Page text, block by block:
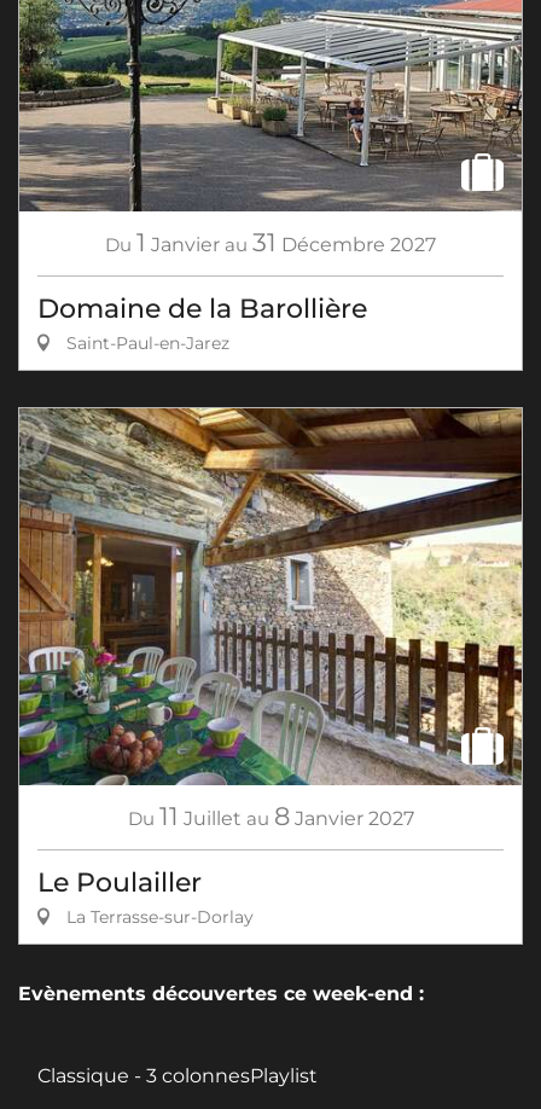
Du 1 Janvier au 31 Décembre 2027
Domaine de la Barollière
Saint-Paul-en-Jarez
Du 11 Juillet au 8 Janvier 2027
Le Poulailler
La Terrasse-sur-Dorlay
Evènements découvertes ce week-end :
Classique - 3 colonnesPlaylist